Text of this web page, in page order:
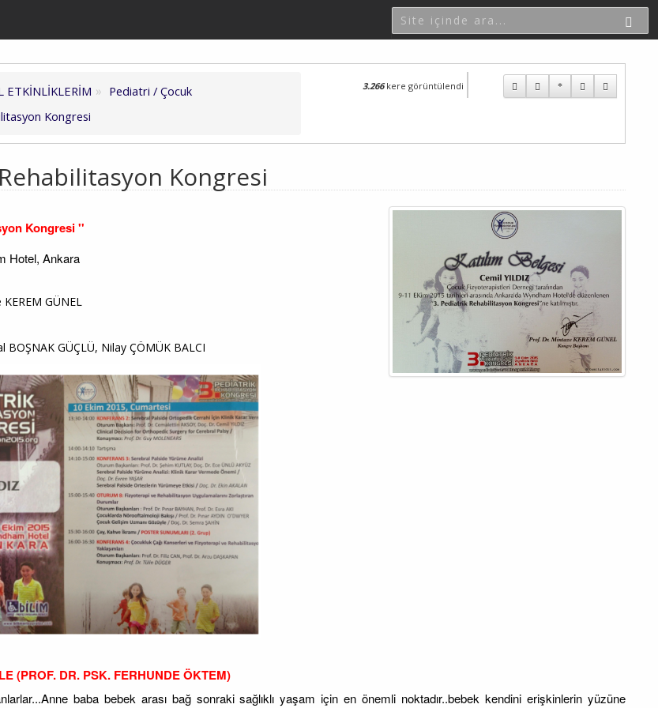
ETKİNLİKLERİM
Pediatri / Çocuk
Kongresi
3.266kere görüntülendi
Kongresi
Kongresi ''
Hotel, Ankara
GÜNEL
BOŞNAK GÜÇLÜ, Nilay ÇÖMÜK BALCI
(PROF. DR. PSK. FERHUNDE ÖKTEM)
baba bebek arası bağ sonraki sağlıklı yaşam için en önemli noktadır..bebek kendini erişkinlerin yüzüne